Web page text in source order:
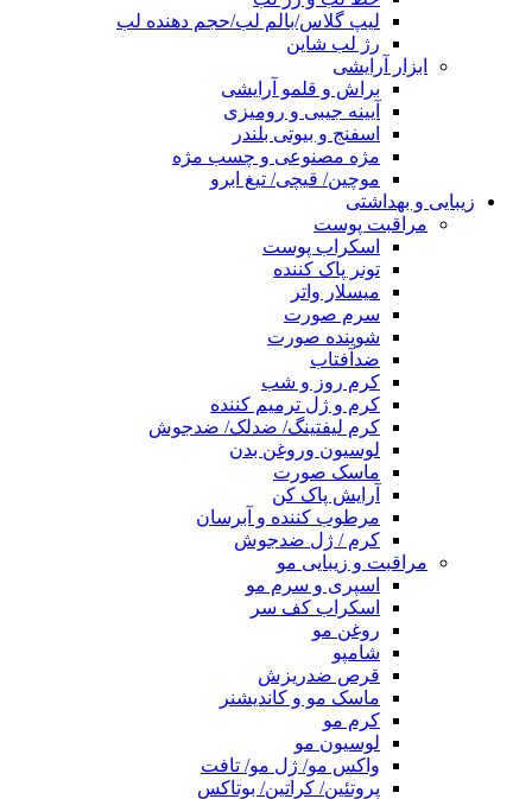
لیپ گلاس/بالم لب/حجم دهنده لب
رژ لب شاین
ابزار آرایشی
براش و قلمو آرایشی
آیینه جیبی و رومیزی
اسفنج و بیوتی بلندر
مژه مصنوعی و چسب مژه
موچین/ قیچی/ تیغ ابرو
زیبایی و بهداشتی
مراقبت پوست
اسکراب پوست
تونر پاک کننده
میسلار واتر
سرم صورت
شوینده صورت
ضدآفتاب
کرم روز و شب
کرم و ژل ترمیم کننده
کرم لیفتینگ/ ضدلک/ ضدجوش
لوسیون وروغن بدن
ماسک صورت
آرایش پاک کن
مرطوب کننده و آبرسان
کرم / ژل ضدجوش
مراقبت و زیبایی مو
اسپری و سرم مو
اسکراب کف سر
روغن مو
شامپو
قرص ضدریزش
ماسک مو و کاندیشنر
کرم مو
لوسیون مو
واکس مو/ ژل مو/ تافت
پروتئین/ کراتین/ بوتاکس